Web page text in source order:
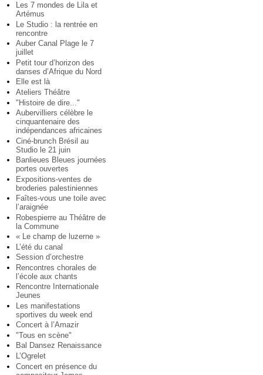
Les 7 mondes de Lila et
Artémus
Le Studio : la rentrée en
rencontre
Auber Canal Plage le 7
juillet
Petit tour d’horizon des
danses d’Afrique du Nord
Elle est là
Ateliers Théâtre
"Histoire de dire..."
Aubervilliers célèbre le
cinquantenaire des
indépendances africaines
Ciné-brunch Brésil au
Studio le 21 juin
Banlieues Bleues journées
portes ouvertes
Expositions-ventes de
broderies palestiniennes
Faîtes-vous une toile avec
l’araignée
Robespierre au Théâtre de
la Commune
« Le champ de luzerne »
L’été du canal
Session d’orchestre
Rencontres chorales de
l’école aux chants
Rencontre Internationale
Jeunes
Les manifestations
sportives du week end
Concert à l’Amazir
"Tous en scène"
Bal Dansez Renaissance
L’Ogrelet
Concert en présence du